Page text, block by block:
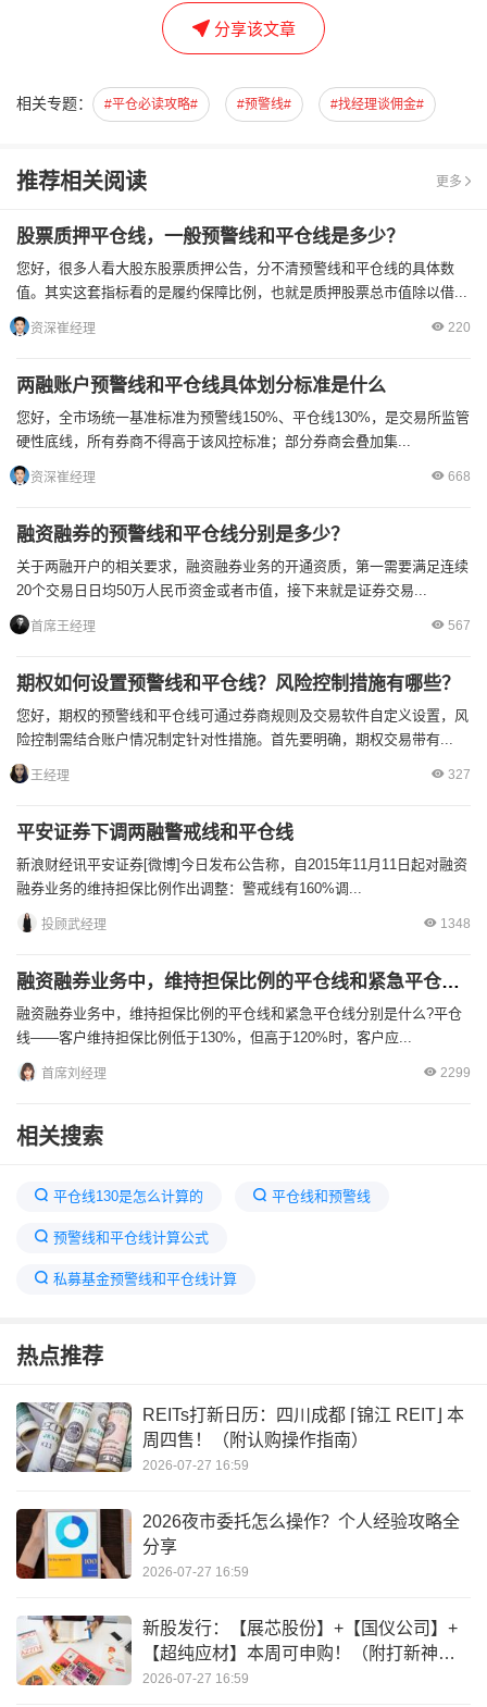
分享该文章
相关专题： #平仓必读攻略# #预警线# #找经理谈佣金#
推荐相关阅读 更多
股票质押平仓线，一般预警线和平仓线是多少？
您好，很多人看大股东股票质押公告，分不清预警线和平仓线的具体数
值。其实这套指标看的是履约保障比例，也就是质押股票总市值除以借...
资深崔经理 220
两融账户预警线和平仓线具体划分标准是什么
您好，全市场统一基准标准为预警线150%、平仓线130%，是交易所监管
硬性底线，所有券商不得高于该风控标准；部分券商会叠加集...
资深崔经理 668
融资融券的预警线和平仓线分别是多少？
关于两融开户的相关要求，融资融券业务的开通资质，第一需要满足连续
20个交易日日均50万人民币资金或者市值，接下来就是证券交易...
首席王经理 567
期权如何设置预警线和平仓线？风险控制措施有哪些？
您好，期权的预警线和平仓线可通过券商规则及交易软件自定义设置，风
险控制需结合账户情况制定针对性措施。首先要明确，期权交易带有...
王经理 327
平安证券下调两融警戒线和平仓线
新浪财经讯平安证券[微博]今日发布公告称，自2015年11月11日起对融资
融券业务的维持担保比例作出调整：警戒线有160%调...
投顾武经理 1348
融资融券业务中，维持担保比例的平仓线和紧急平仓线分别是什么
融资融券业务中，维持担保比例的平仓线和紧急平仓线分别是什么?平仓
线——客户维持担保比例低于130%，但高于120%时，客户应...
首席刘经理 2299
相关搜索
平仓线130是怎么计算的 平仓线和预警线
预警线和平仓线计算公式
私募基金预警线和平仓线计算
预估已到平仓线是什么意思
质押股票预警线及平仓线
股票融资预警线和平仓线指的是什么
热点推荐
REITs打新日历：四川成都 ⌈锦江 REIT⌋ 本
周四售！（附认购操作指南）
2026-07-27 16:59
2026夜市委托怎么操作？个人经验攻略全
分享
2026-07-27 16:59
新股发行：【展芯股份】+【国仪公司】+
【超纯应材】本周可申购！（附打新神
器）
2026-07-27 16:59